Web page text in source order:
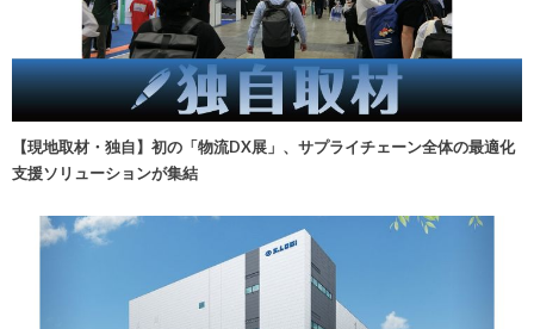
【現地取材・独自】初の「物流DX展」、サプライチェーン全体の最適化
支援ソリューションが集結